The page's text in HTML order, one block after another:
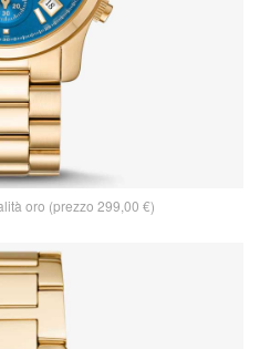
oro (prezzo 299,00 €)